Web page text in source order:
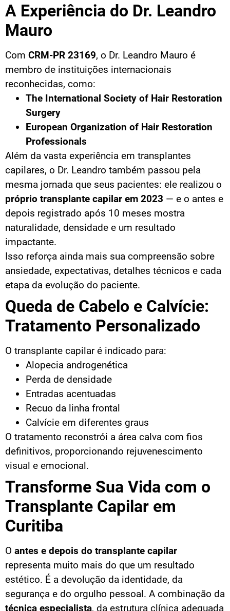
A Experiência do Dr. Leandro
Mauro
Com CRM-PR 23169, o Dr. Leandro Mauro é
membro de instituições internacionais
reconhecidas, como:
The International Society of Hair Restoration
Surgery
European Organization of Hair Restoration
Professionals
Além da vasta experiência em transplantes
capilares, o Dr. Leandro também passou pela
mesma jornada que seus pacientes: ele realizou o
próprio transplante capilar em 2023 — e o antes e
depois registrado após 10 meses mostra
naturalidade, densidade e um resultado
impactante.
Isso reforça ainda mais sua compreensão sobre
ansiedade, expectativas, detalhes técnicos e cada
etapa da evolução do paciente.
Queda de Cabelo e Calvície:
Tratamento Personalizado
O transplante capilar é indicado para:
Alopecia androgenética
Perda de densidade
Entradas acentuadas
Recuo da linha frontal
Calvície em diferentes graus
O tratamento reconstrói a área calva com fios
definitivos, proporcionando rejuvenescimento
visual e emocional.
Transforme Sua Vida com o
Transplante Capilar em
Curitiba
O antes e depois do transplante capilar
representa muito mais do que um resultado
estético. É a devolução da identidade, da
segurança e do orgulho pessoal. A combinação da
técnica especialista, da estrutura clínica adequada